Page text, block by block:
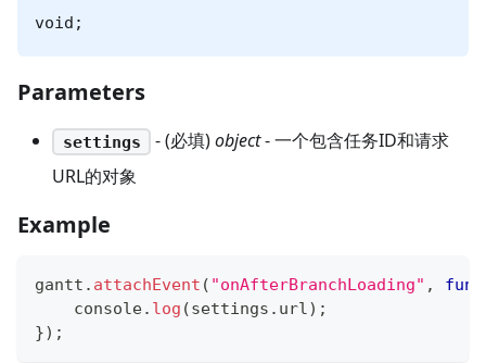
void;
Parameters
settings - (必填)object- 一个包含任务ID和请求
URL的对象
Example
gantt . attachEvent ( "onAfterBranchLoading" ,
console. log (settings . url) ;
}) ;